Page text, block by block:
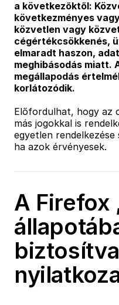
a következőktől:
következményes
közvetlen vagy
cégértékcsökkenés,
elmaradt haszon,
meghibásodás miatt.
megállapodás
korlátozódik.
Előfordulhat, hogy az
más jogokkal is
egyetlen
ha azok érvényesek.
A Firefox